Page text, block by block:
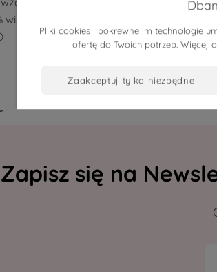
PLUS SIZE OVERSIZE LATO
Zapisz się na
Pliki cookies i pokrewne im technologie
ofertę do Twoich potrzeb. Więcej
zaakceptuj tylko niezbędne